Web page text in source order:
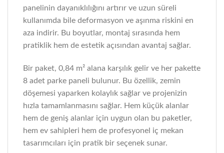
panelinin dayanıklılığını artırır ve uzun süreli
kullanımda bile deformasyon ve aşınma riskini en
aza indirir. Bu boyutlar, montaj sırasında hem
pratiklik hem de estetik açısından avantaj sağlar.
Bir paket, 0,84 m² alana karşılık gelir ve her pakette
8 adet parke paneli bulunur. Bu özellik, zemin
döşemesi yaparken kolaylık sağlar ve projenizin
hızla tamamlanmasını sağlar. Hem küçük alanlar
hem de geniş alanlar için uygun olan bu paketler,
hem ev sahipleri hem de profesyonel iç mekan
tasarımcıları için pratik bir seçenek sunar.